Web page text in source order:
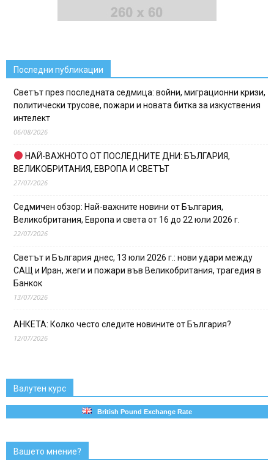
Последни публикации
Светът през последната седмица: войни, миграционни кризи,
политически трусове, пожари и новата битка за изкуствения
интелект
06/08/2026
НАЙ-ВАЖНОТО ОТ ПОСЛЕДНИТЕ ДНИ: БЪЛГАРИЯ,
ВЕЛИКОБРИТАНИЯ, ЕВРОПА И СВЕТЪТ
27/07/2026
Седмичен обзор: Най-важните новини от България,
Великобритания, Европа и света от 16 до 22 юли 2026 г.
22/07/2026
Светът и България днес, 13 юли 2026 г.: нови удари между
САЩ и Иран, жеги и пожари във Великобритания, трагедия в
Банкок
13/07/2026
АНКЕТА: Колко често следите новините от България?
12/07/2026
Валутен курс
British Pound Exchange Rate
Вашето мнение?